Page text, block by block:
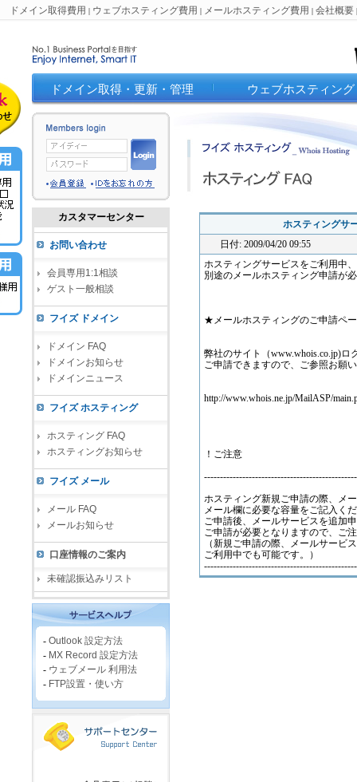
ドメイン取得費用 | ウェブホスティング費用 | メールホスティング費用 | 会社概要
ドメイン取得・更新・管理 ウェブホスティング
カスタマーセンター
お問い合わせ
会員専用1:1相談
ゲスト一般相談
フイズ ドメイン
ドメイン FAQ
ドメインお知らせ
ドメインニュース
フイズ ホスティング
ホスティング FAQ
ホスティングお知らせ
フイズ メール
メール FAQ
メールお知らせ
口座情報のご案内
未確認振込みリスト
- Outlook 設定方法
- MX Record 設定方法
- ウェブメール 利用法
- FTP設置・使い方
ホスティングサ
日付: 2009/04/20 09:55
ホスティングサービスをご利用中
別途のメールホスティング申請が
★メールホスティングのご申請ペ
弊社のサイト（www.whois.co.jp)
ご申請できますので、ご参照お願
http://www.whois.ne.jp/MailASP/
！ご注意
ホスティング新規ご申請の際、メ
メール欄に必要な容量をご記入く
ご申請後、メールサービスを追加
ご申請が必要となりますので、ご
（新規ご申請の際、メールサービ
ご利用中でも可能です。）